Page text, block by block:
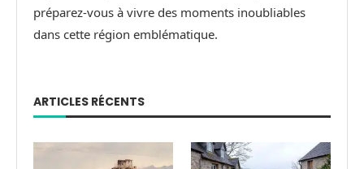
préparez-vous à vivre des moments inoubliables
dans cette région emblématique.
ARTICLES RÉCENTS